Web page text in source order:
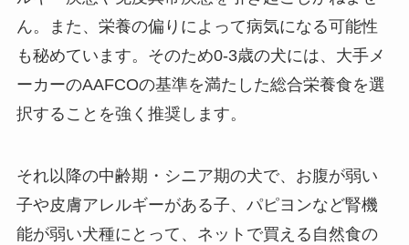
ん。また、栄養の偏りによって病気になる可能性
も秘めています。そのため0-3歳の犬には、大手メ
ーカーのAAFCOの基準を満たした総合栄養食を選
択することを強く推奨します。
それ以降の中齢期・シニア期の犬で、お腹が弱い
子や皮膚アレルギーがある子、パピヨンなど腎機
能が弱い犬種にとって、ネットで買える自然食の